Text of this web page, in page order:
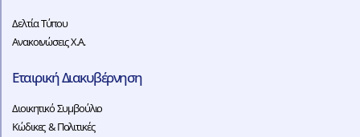
Δελτία Τύπου
Ανακοινώσεις Χ.Α.
Εταιρική Διακυβέρνηση
Διοικητικό Συμβούλιο
Κώδικες & Πολιτικές